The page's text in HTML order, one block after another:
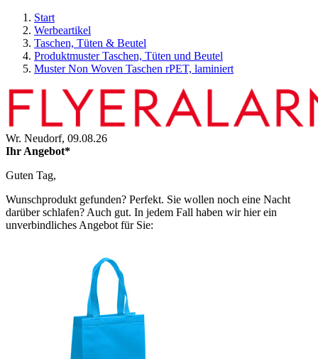
Start
Werbeartikel
Taschen, Tüten & Beutel
Produktmuster Taschen, Tüten und Beutel
Muster Non Woven Taschen rPET, laminiert
Wr. Neudorf, 09.08.26
Ihr Angebot*
Guten Tag,
Wunschprodukt gefunden? Perfekt. Sie wollen noch eine Nacht
darüber schlafen? Auch gut. In jedem Fall haben wir hier ein
unverbindliches Angebot für Sie: